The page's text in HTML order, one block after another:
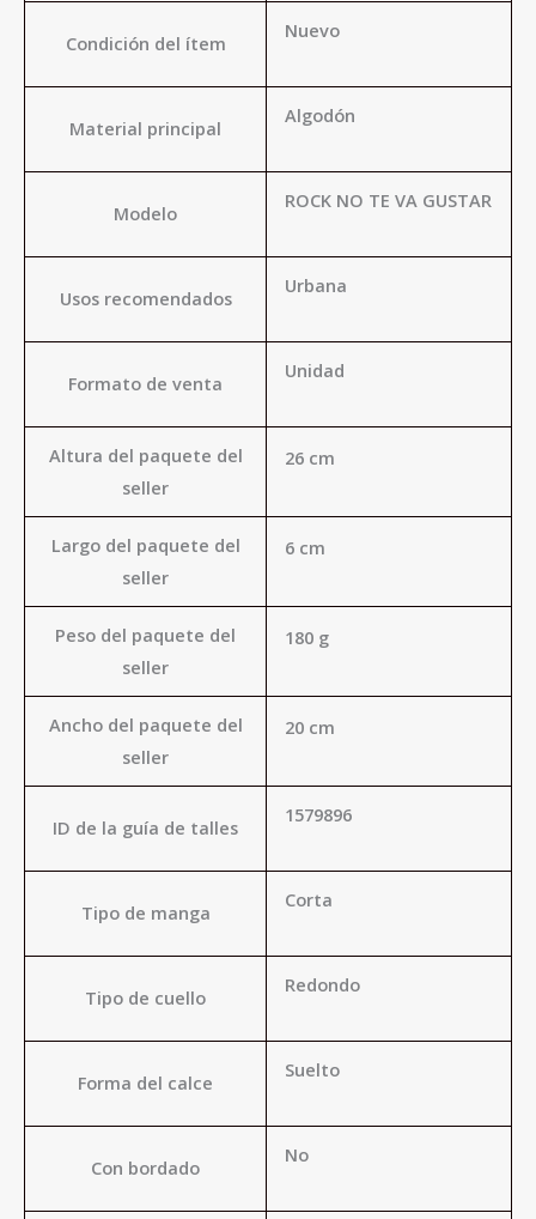
Condición del ítem
Nuevo
Material principal
Algodón
Modelo
ROCK NO TE VA GUSTAR
Usos recomendados
Urbana
Formato de venta
Unidad
Altura del paquete del
seller
26 cm
Largo del paquete del
seller
6 cm
Peso del paquete del
seller
180 g
Ancho del paquete del
seller
20 cm
ID de la guía de talles
1579896
Tipo de manga
Corta
Tipo de cuello
Redondo
Forma del calce
Suelto
Con bordado
No